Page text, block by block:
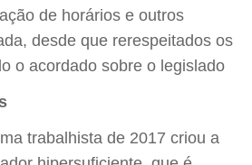
de horários e outros
desde que rerespeitados os
o acordado sobre o legislado
trabalhista de 2017 criou a